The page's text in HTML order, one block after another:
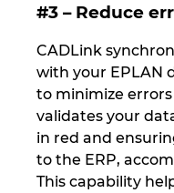
#3 – Reduce
CADLink
with your EPLAN
to minimize
validates your
in red and
to the ERP,
This capability
South Africa
South Korea
Spain